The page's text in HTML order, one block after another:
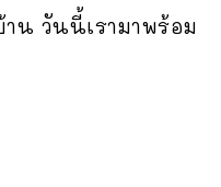
น วันนี้เรามาพร้อม